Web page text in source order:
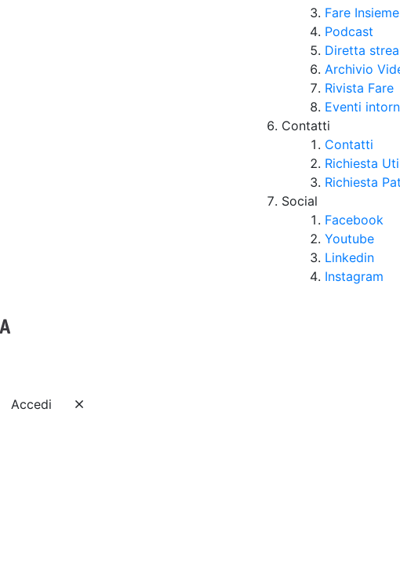
Fare Insieme
Podcast
Diretta
Archivio
Rivista Fare
Eventi
Contatti
Contatti
Richiesta
Richiesta
Social
Facebook
Youtube
Linkedin
Instagram
Accedi